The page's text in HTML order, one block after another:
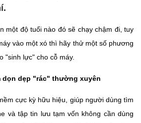
một độ tuổi nào đó sẽ chạy chậm đi, tuy
vào một xó thì hãy thử một số phương
"sinh lực" cho cỗ máy.
dọn dẹp "rác" thường xuyên
cực kỳ hữu hiệu, giúp người dùng tìm
và tập tin lưu tạm vốn không cần dùng